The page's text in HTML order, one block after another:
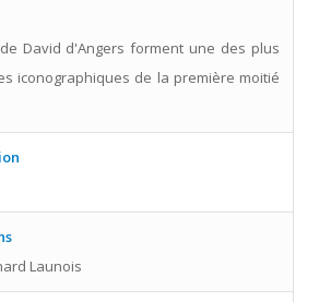
David d'Angers forment une des plus
iconographiques de la première moitié
Launois